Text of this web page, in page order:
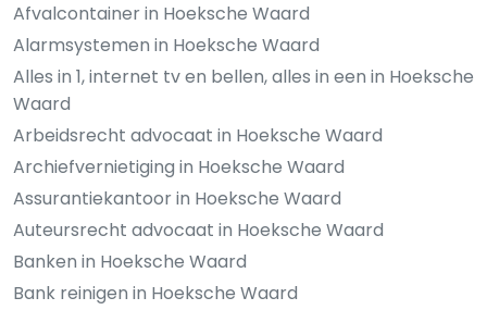
Afvalcontainer in Hoeksche Waard
Alarmsystemen in Hoeksche Waard
Alles in 1, internet tv en bellen, alles in een in Hoeksche
Waard
Arbeidsrecht advocaat in Hoeksche Waard
Archiefvernietiging in Hoeksche Waard
Assurantiekantoor in Hoeksche Waard
Auteursrecht advocaat in Hoeksche Waard
Banken in Hoeksche Waard
Bank reinigen in Hoeksche Waard